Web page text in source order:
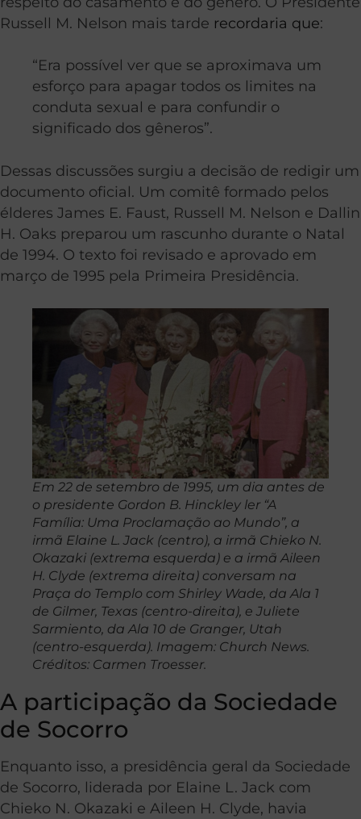
Russell M. Nelson mais tarde recordaria que:
“Era possível ver que se aproximava um
esforço para apagar todos os limites na
conduta sexual e para confundir o
significado dos gêneros”.
Dessas discussões surgiu a decisão de redigir um
documento oficial. Um comitê formado pelos
élderes James E. Faust, Russell M. Nelson e Dallin
H. Oaks preparou um rascunho durante o Natal
de 1994. O texto foi revisado e aprovado em
março de 1995 pela Primeira Presidência.
Em 22 de setembro de 1995, um dia antes de
o presidente Gordon B. Hinckley ler “A
Família: Uma Proclamação ao Mundo”, a
irmã Elaine L. Jack (centro), a irmã Chieko N.
Okazaki (extrema esquerda) e a irmã Aileen
H. Clyde (extrema direita) conversam na
Praça do Templo com Shirley Wade, da Ala 1
de Gilmer, Texas (centro-direita), e Juliete
Sarmiento, da Ala 10 de Granger, Utah
(centro-esquerda). Imagem: Church News.
Créditos: Carmen Troesser.
A participação da Sociedade
de Socorro
Enquanto isso, a presidência geral da Sociedade
de Socorro, liderada por Elaine L. Jack com
Chieko N. Okazaki e Aileen H. Clyde, havia